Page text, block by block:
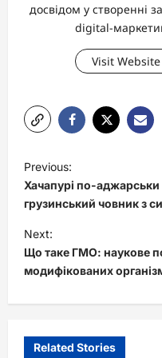
досвідом у створенні
digital-
Visit Website
o
s
t
n
a
v
Previous:
Хачапурі по-
грузинський човник з
Next:
Що таке ГМО: наукове
модифікованих
Related Stories